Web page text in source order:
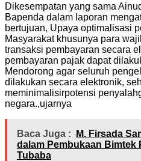
Dikesempatan yang sama
Bapenda dalam laporan
bertujuan, Upaya optimalisasi
Masyarakat khusunya para
transaksi pembayaran secara
pembayaran pajak dapat
Mendorong agar seluruh
dilakukan secara elektronik,
meminimalisirpotensi
negara.,ujarnya
Baca Juga :
M. Firsada
dalam Pembukaan Bimtek
Tubaba